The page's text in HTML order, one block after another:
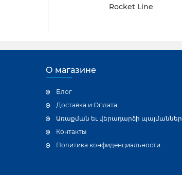
Rocket Line
О магазине
Блог
Доставка и Оплата
Առաքման եւ վերադարձի պայմաններ
Контакты
Политика конфиденциальности